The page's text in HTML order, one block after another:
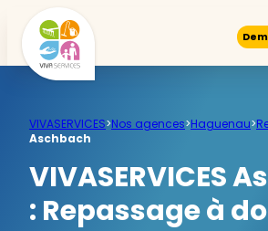
VIVASERVICES>Nos agences>Haguenau>
Aschbach
VIVASERVICES
: Repassage à